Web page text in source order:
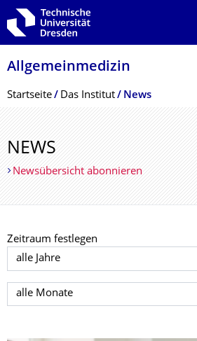
Zur Hauptnavigation springen
Zur Suche springen
Zum Inhalt springen
Allgemeinmedizin
Breadcrumb-Menü
Startseite Das Institut News
NEWS
Newsübersicht abonnieren
Zeitraum festlegen
Jahr auswählen
Monat auswählen